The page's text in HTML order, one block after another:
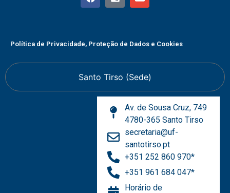
Política de Privacidade, Proteção de Dados e Cookies
Santo Tirso (Sede)
Av. de Sousa Cruz, 749
4780-365 Santo Tirso
secretaria@uf-
santotirso.pt
+351 252 860 970*
+351 961 684 047*
Horário de